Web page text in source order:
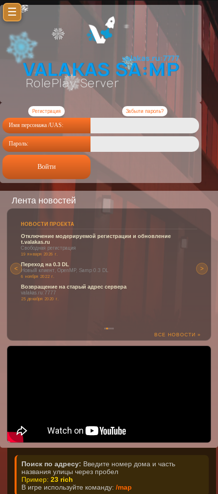
Регистрация Забыли пароль?
Имя персонажа /UAS:
Пароль:
Войти
☰
видео о проекте!
Лента новостей
< >
НОВОСТИ ПРОЕКТА
Отключение модерируемой регистрации и обновление
t.valakas.ru
Свободная регистрация
19 января 2026 г.
Переход на 0.3 DL
Новый клиент, OpenMP, Samp 0.3 DL
6 ноября 2022 г.
Возвращение на старый адрес сервера
valakas.ru:7777
25 декабря 2020 г.
ВСЕ НОВОСТИ »
Поиск по адресу: Введите номер дома и часть
названия улицы через пробел
Пример: 23 rich
В игре используйте команду: /map